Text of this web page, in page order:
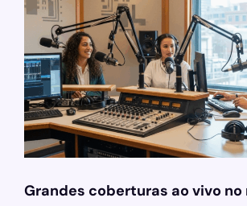
Grandes coberturas ao vivo no